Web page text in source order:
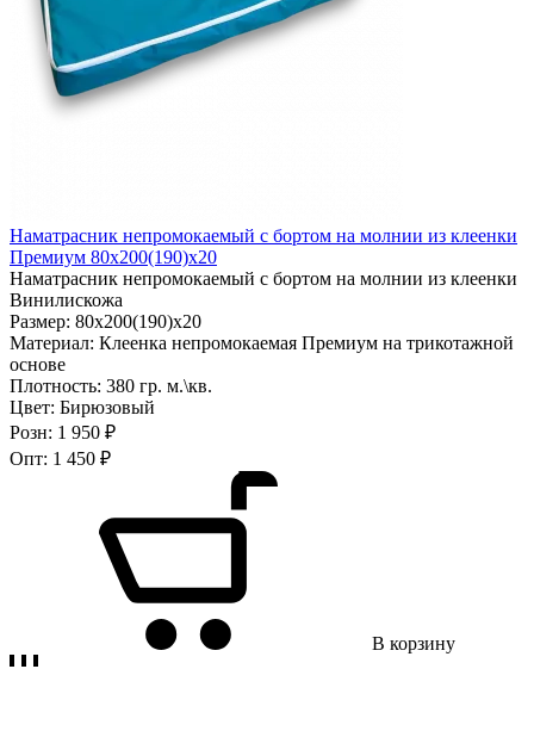
Наматрасник непромокаемый с бортом на молнии из клеенки
Премиум 80х200(190)х20
Наматрасник непромокаемый с бортом на молнии из клеенки
Винилискожа
Размер: 80х200(190)х20
Материал: Клеенка непромокаемая Премиум на трикотажной
основе
Плотность: 380 гр. м.\кв.
Цвет: Бирюзовый
Розн: 1 950 ₽
Опт: 1 450 ₽
В корзину